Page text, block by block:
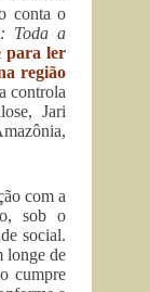
conta o
Toda a
para ler
região
controla
Jari
com a
sob o
social.
longe de
cumpre